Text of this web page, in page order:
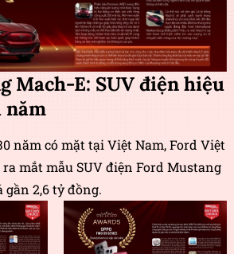
Mach-E: SUV điện hiệu
năm
năm có mặt tại Việt Nam, Ford Việt
mắt mẫu SUV điện Ford Mustang
gần 2,6 tỷ đồng.